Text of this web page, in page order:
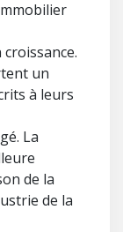
un
à leurs
La
de la
de la